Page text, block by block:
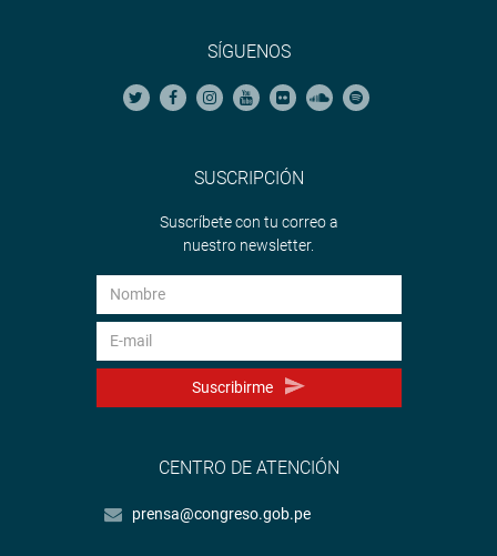
SÍGUENOS
SUSCRIPCIÓN
Suscríbete con tu correo a
nuestro newsletter.
Suscribirme
CENTRO DE ATENCIÓN
prensa@congreso.gob.pe